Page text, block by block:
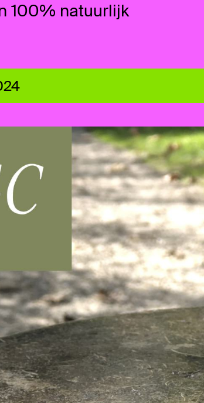
100% natuurlijk